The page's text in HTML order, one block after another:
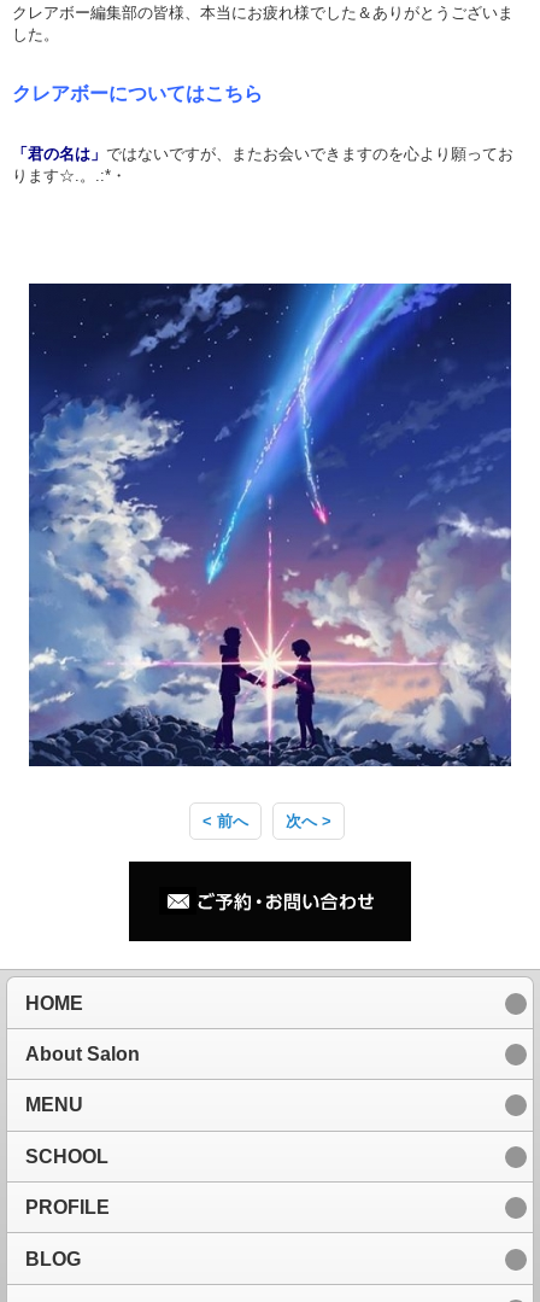
クレアボー編集部の皆様、本当にお疲れ様でした＆ありがとうございま
した。
クレアボーについてはこちら
「君の名は」 ではないですが、またお会いできますのを心より願ってお
ります☆.。.:*・
< 前へ 次へ >
HOME
About Salon
MENU
SCHOOL
PROFILE
BLOG